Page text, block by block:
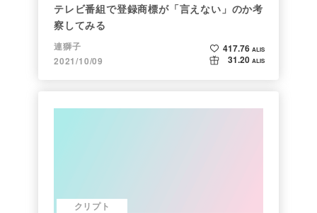
テレビ番組で登録商標が「言えない」のか考
察してみる
連獅子
2021/10/09
417.76 ALIS
31.20 ALIS
クリプト